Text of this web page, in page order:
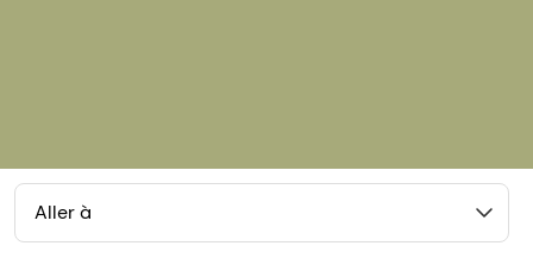
Aller à